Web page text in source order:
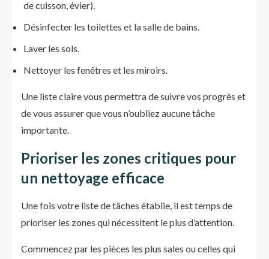
de cuisson, évier).
Désinfecter les toilettes et la salle de bains.
Laver les sols.
Nettoyer les fenêtres et les miroirs.
Une liste claire vous permettra de suivre vos progrès et
de vous assurer que vous n’oubliez aucune tâche
importante.
Prioriser les zones critiques pour
un nettoyage efficace
Une fois votre liste de tâches établie, il est temps de
prioriser les zones qui nécessitent le plus d’attention.
Commencez par les pièces les plus sales ou celles qui